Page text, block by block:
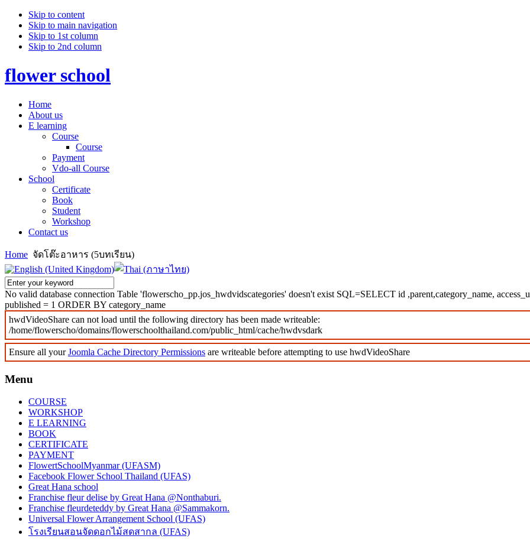
Skip to content
Skip to main navigation
Skip to 1st column
Skip to 2nd column
flower school
Home
About us
E learning
Course
Course
Payment
Vdo-all Course
School
Certificate
Book
Student
Workshop
Contact us
Home จัดโต๊ะอาหาร (5บทเรียน)
No valid database connection Table 'flowerscho_pp.jos_hwdvidscategories' doesn't exist SQL=SELECT id ,parent,category_name,
published = 1 ORDER BY category_name
hwdVideoShare can not load until the following directory has been made writeable:
/home/flowerscho/domains/flowerschoolthailand.com/public_html/cache/hwdvsdark
Ensure all yourJoomla Cache Directory Permissions are writeable before attempting to use hwdVideoShare
Menu
COURSE
WORKSHOP
E LEARNING
BOOK
CERTIFICATE
PAYMENT
FlowertSchoolMyanmar (UFASM)
Facebook Flower School Thailand (UFAS)
Great Hana school
Franchise fleur delise by Great Hana @Nonthaburi.
Franchise fleurdeteddy by Great Hana @Sammakorn.
Universal Flower Arrangement School (UFAS)
โรงเรียนสอนจัดดอกไม้สดสากล (UFAS)